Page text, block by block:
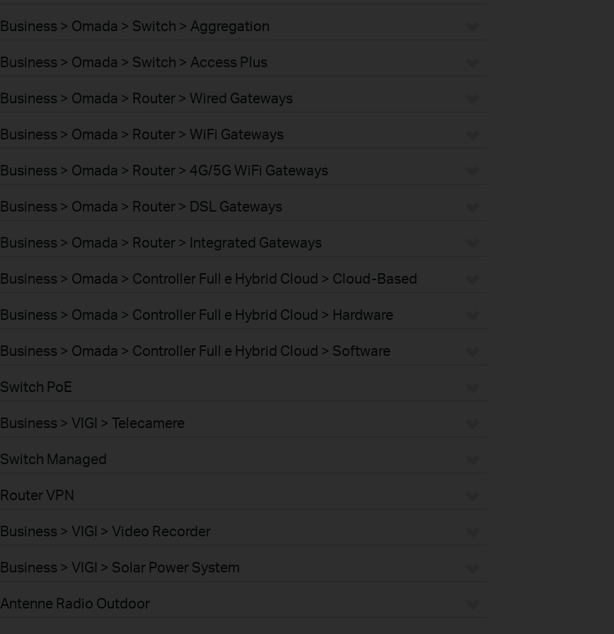
Business > Omada > Switch > Aggregation
Business > Omada > Switch > Access Plus
Business > Omada > Router > Wired Gateways
Business > Omada > Router > WiFi Gateways
Business > Omada > Router > 4G/5G WiFi Gateways
Business > Omada > Router > DSL Gateways
Business > Omada > Router > Integrated Gateways
Business > Omada > Controller Full e Hybrid Cloud > Cloud-Based
Business > Omada > Controller Full e Hybrid Cloud > Hardware
Business > Omada > Controller Full e Hybrid Cloud > Software
Switch PoE
Business > VIGI > Telecamere
Switch Managed
Router VPN
Business > VIGI > Video Recorder
Business > VIGI > Solar Power System
Antenne Radio Outdoor